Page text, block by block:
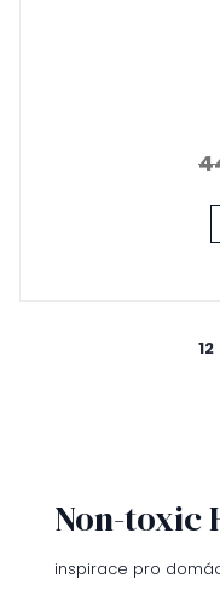
12
Non-toxic
inspirace pro